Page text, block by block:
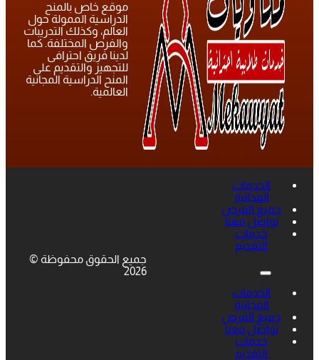
موقع خاص بالمنح
الدراسية الممولة حول
العالم، وكذلك التدريبات
والفرص المختلفة. كما
لدينا فريق احترافى
للتجهيز والتقديم على
المنح الدراسية المجانية
العالمية.
الخدمات
المجانية
جميع الفرص
تواصل معنا
خدمات
التقديم
الخدمات
المجانية
جميع الفرص
تواصل معنا
خدمات
التقديم
جميع الحقوق محفوظة ©
2026